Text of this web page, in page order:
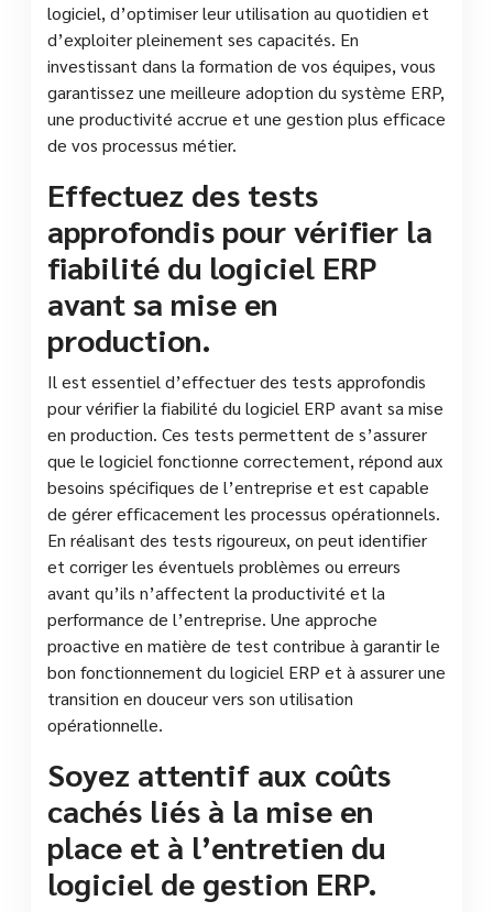
logiciel, d’optimiser leur utilisation au quotidien et
d’exploiter pleinement ses capacités. En
investissant dans la formation de vos équipes, vous
garantissez une meilleure adoption du système ERP,
une productivité accrue et une gestion plus efficace
de vos processus métier.
Effectuez des tests
approfondis pour vérifier la
fiabilité du logiciel ERP
avant sa mise en
production.
Il est essentiel d’effectuer des tests approfondis
pour vérifier la fiabilité du logiciel ERP avant sa mise
en production. Ces tests permettent de s’assurer
que le logiciel fonctionne correctement, répond aux
besoins spécifiques de l’entreprise et est capable
de gérer efficacement les processus opérationnels.
En réalisant des tests rigoureux, on peut identifier
et corriger les éventuels problèmes ou erreurs
avant qu’ils n’affectent la productivité et la
performance de l’entreprise. Une approche
proactive en matière de test contribue à garantir le
bon fonctionnement du logiciel ERP et à assurer une
transition en douceur vers son utilisation
opérationnelle.
Soyez attentif aux coûts
cachés liés à la mise en
place et à l’entretien du
logiciel de gestion ERP.